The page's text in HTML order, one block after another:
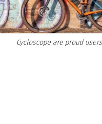
Cycloscope are proud